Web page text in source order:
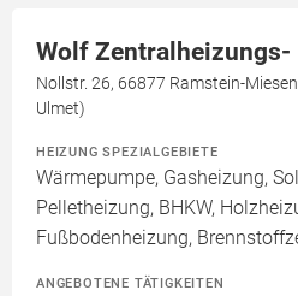
Wolf
Nollstr. 26, 66877 Ramstein-
Ulmet)
HEIZUNG SPEZIALGEBIETE
Wärmepumpe, Gasheizung,
Pelletheizung, BHKW,
Fußbodenheizung,
ANGEBOTENE TÄTIGKEITEN